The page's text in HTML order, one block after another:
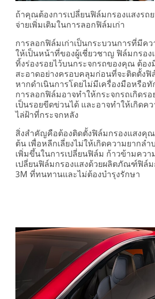
ถ้าคุณต้องการเปลี่ยนฟิล์มกรองแสงรถ
จ่ายเพิ่มเติมในการลอกฟิล์มเก่า
การลอกฟิล์มเก่าเป็นกระบวนการที่มีคว
ให้เป็นหน้าที่ของผู้เชี่ยวชาญ ฟิล์มกรอง
ทิ้งร่องรอยไว้บนกระจกรถของคุณ ต้อง
สะอาดอย่างครอบคลุมก่อนที่จะติดตั้งฟิ
หากดำเนินการโดยไม่มีเครื่องมือหรือ
การลอกฟิล์มอาจทำให้กระจกรถเกิดร
เป็นรอยขีดข่วนได้ และอาจทำให้เกิดค
ไล่ฝ้าที่กระจกหลัง
สิ่งสำคัญคือต้องติดตั้งฟิล์มกรองแสงคุณ
ต้น เพื่อหลีกเลี่ยงไม่ให้เกิดความยากล
เพิ่มขึ้นในการเปลี่ยนฟิล์ม ก้าวข้ามควา
เปลี่ยนฟิล์มกรองแสงด้วยผลิตภัณฑ์ฟิล์ม
3M ที่ทนทานและไม่ต้องบำรุงรักษา